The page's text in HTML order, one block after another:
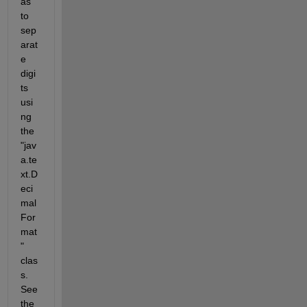
to
sep
arat
e
digi
ts
usi
ng
the
"jav
a.te
xt.D
eci
mal
For
mat
"
clas
s.
See
the